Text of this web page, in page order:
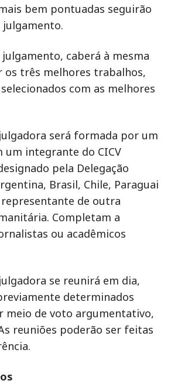
bem pontuadas seguirão
julgamento.
caberá à mesma
os três melhores trabalhos,
com as melhores
será formada por um
um integrante do CICV
pela Delegação
Brasil, Chile, Paraguai
de outra
Completam a
ou acadêmicos
se reunirá em dia,
determinados
meio de voto argumentativo,
reuniões poderão ser feitas